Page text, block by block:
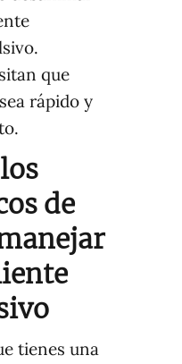
que
rápido y
de
tienes una